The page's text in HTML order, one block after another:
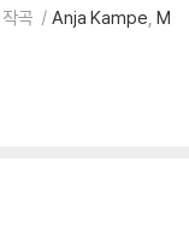
작곡 Anja Kampe M